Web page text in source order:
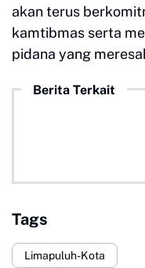
akan terus
kamtibmas serta
pidana yang
Berita Terkait
Tags
Limapuluh-Kota